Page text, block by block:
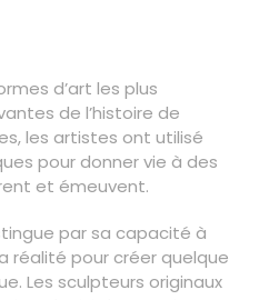
d’art les plus
de l’histoire de
les artistes ont utilisé
pour donner vie à des
et émeuvent.
par sa capacité à
réalité pour créer quelque
Les sculpteurs originaux